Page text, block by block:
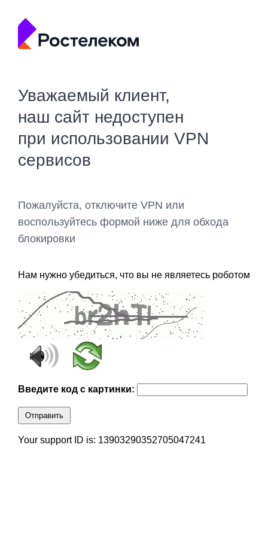
Уважаемый клиент,
наш сайт недоступен
при использовании VPN
сервисов
Пожалуйста, отключите VPN или
воспользуйтесь формой ниже для обхода
блокировки
Нам нужно убедиться, что вы не являетесь роботом
Введите код с картинки:
Отправить
Your support ID is: 13903290352705047241